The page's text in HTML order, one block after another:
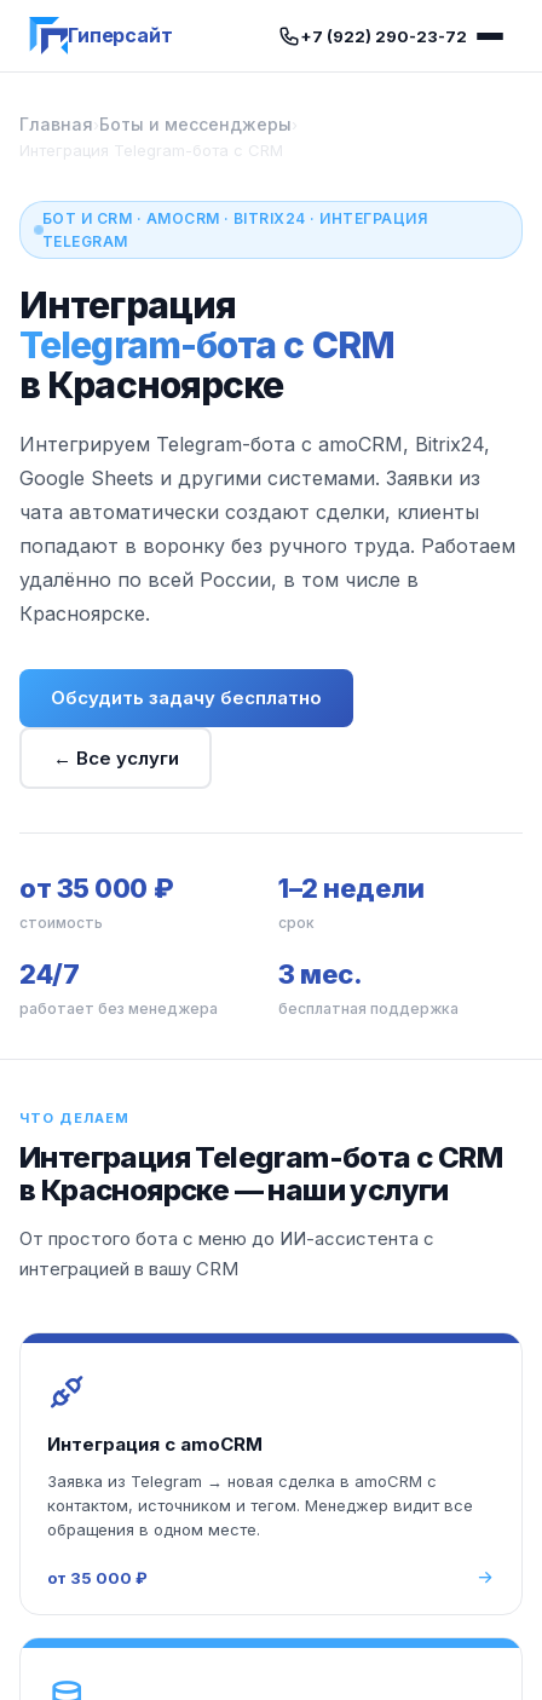
Гиперсайт +7 (922) 290-23-72
Главная›Боты и мессенджеры›
Интеграция Telegram-бота с CRM
БОТ И CRM · AMOCRM · BITRIX24 · ИНТЕГРАЦИЯ
TELEGRAM
Интеграция
Telegram-бота с CRM
в Красноярске
Интегрируем Telegram-бота с amoCRM, Bitrix24,
Google Sheets и другими системами. Заявки из
чата автоматически создают сделки, клиенты
попадают в воронку без ручного труда. Работаем
удалённо по всей России, в том числе в
Красноярске.
Обсудить задачу бесплатно
← Все услуги
от 35 000 ₽
стоимость
1–2 недели
срок
24/7
работает без менеджера
3 мес.
бесплатная поддержка
ЧТО ДЕЛАЕМ
Интеграция Telegram-бота с CRM
в Красноярске — наши услуги
От простого бота с меню до ИИ-ассистента с
интеграцией в вашу CRM
Интеграция с amoCRM
Заявка из Telegram → новая сделка в amoCRM с
контактом, источником и тегом. Менеджер видит все
обращения в одном месте.
от 35 000 ₽